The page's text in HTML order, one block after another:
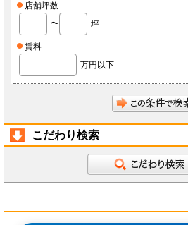
店舗坪数
〜
坪
賃料
万円以下
こだわり検索